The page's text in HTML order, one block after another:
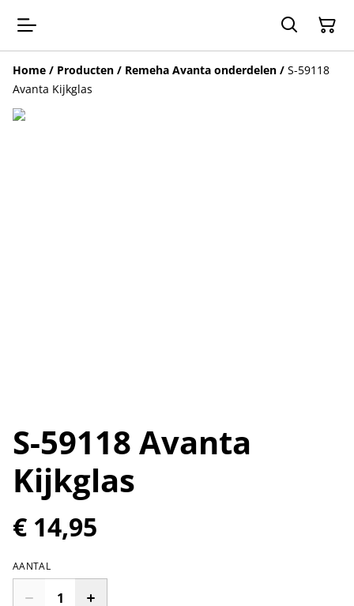
Home / Producten / Remeha Avanta onderdelen / S-59118
Avanta Kijkglas
S-59118 Avanta
Kijkglas
€ 14,95
AANTAL